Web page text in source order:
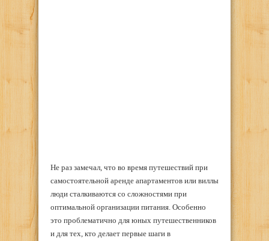
Не раз замечал, что во время путешествий при
самостоятельной аренде апартаментов или виллы
люди сталкиваются со сложностями при
оптимальной организации питания. Особенно
это проблематично для юных путешественников
и для тех, кто делает первые шаги в